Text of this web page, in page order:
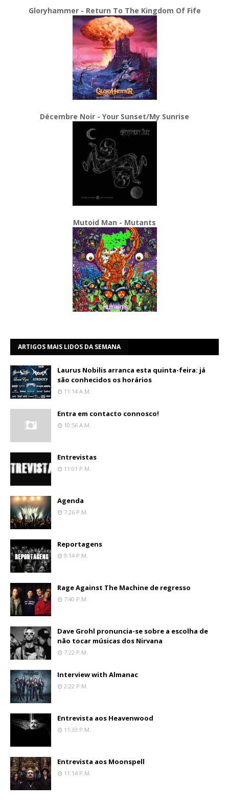
Gloryhammer - Return To The Kingdom Of Fife
Décembre Noir - Your Sunset/My Sunrise
Mutoid Man - Mutants
ARTIGOS MAIS LIDOS DA SEMANA
Laurus Nobilis arranca esta quinta-feira: já
são conhecidos os horários
11:14 A.m.
Entra em contacto connosco!
10:56 A.m.
Entrevistas
11:01 P.m.
Agenda
7:26 P.m.
Reportagens
9:14 P.m.
Rage Against The Machine de regresso
7:40 P.m.
Dave Grohl pronuncia-se sobre a escolha de
não tocar músicas dos Nirvana
7:22 P.m.
Interview with Almanac
2:22 P.m.
Entrevista aos Heavenwood
11:33 P.m.
Entrevista aos Moonspell
11:14 P.m.